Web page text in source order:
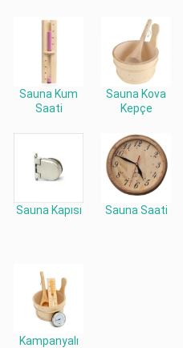
Sauna Kum
Saati
Sauna Kova
Kepçe
Sauna Kapısı Sauna Saati
Kampanyalı